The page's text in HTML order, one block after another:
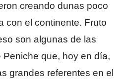
creando dunas poco
con el continente. Fruto
son algunas de las
Peniche que, hoy en día,
grandes referentes en el